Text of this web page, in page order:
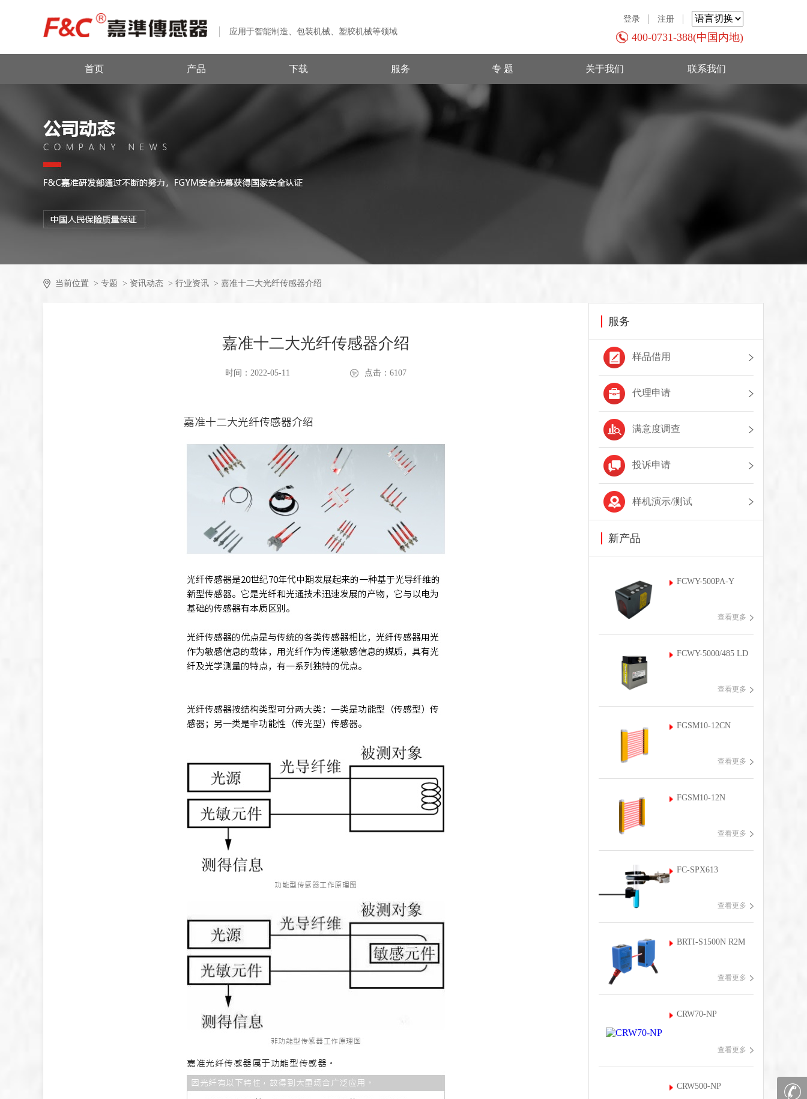
应用于智能制造、包装机械、塑胶机械等领域
登录 注册
400-0731-388(中国内地)
首页 产品 下载 服务 专 题 关于我们 联系我们
当前位置 > 专题 > 资讯动态 > 行业资讯 > 嘉准十二大光纤传感器介绍
嘉准十二大光纤传感器介绍
时间：2022-05-11 点击：6107
服务
样品借用
代理申请
满意度调查
投诉申请
样机演示/测试
新产品
FCWY-500PA-Y
查看更多
FCWY-5000/485 LD
查看更多
FGSM10-12CN
查看更多
FGSM10-12N
查看更多
FC-SPX613
查看更多
BRTI-S1500N R2M
查看更多
CRW70-NP
查看更多
CRW500-NP